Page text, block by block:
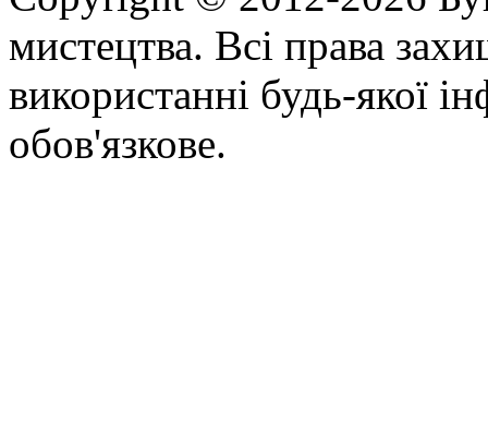
мистецтва. Всі права
використанні будь-якої
обов'язкове.